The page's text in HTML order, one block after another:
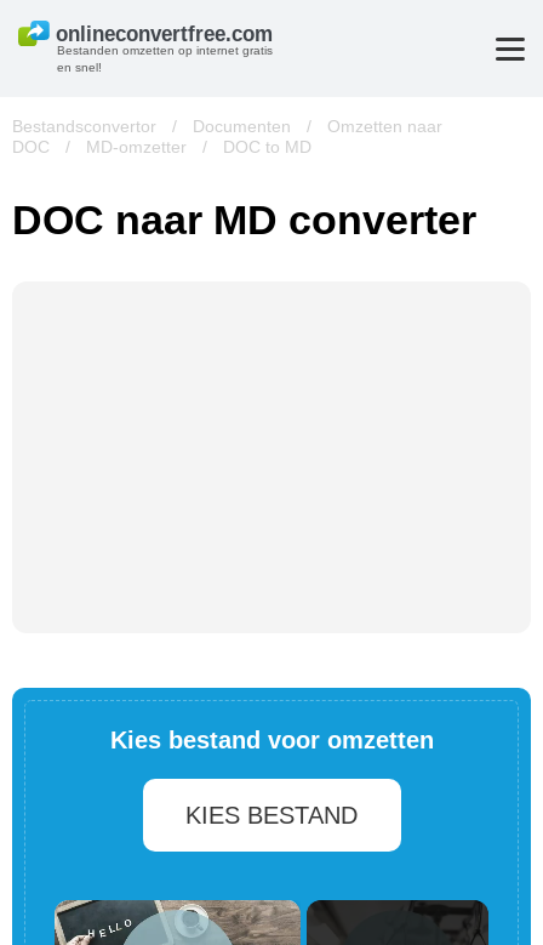
Bestanden omzetten op internet gratis
en snel!
Bestandsconvertor / Documenten /
Omzetten naar
DOC
/ MD-omzetter / DOC to MD
DOC naar MD converter
Kies bestand voor omzetten
KIES BESTAND
×